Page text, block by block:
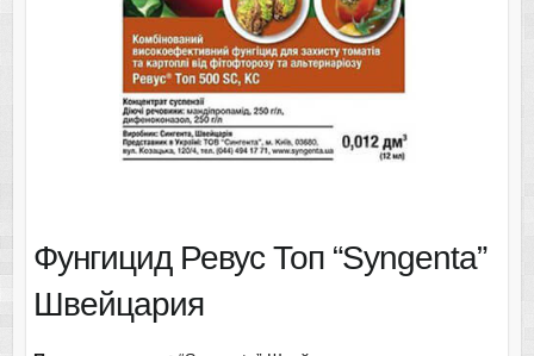
Фунгицид Ревус Топ “Syngenta”
Швейцария